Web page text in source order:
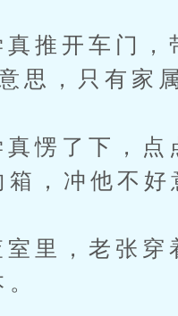
车门，带
思，只有家
下，点点
箱，冲他不
老张穿着